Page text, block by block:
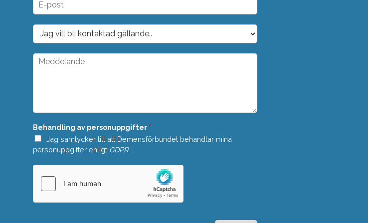
p
o
t
*
D
o
p
M
a
d
e
*
Behandling av personuppgifter *
Jag samtycker till att Demensförbundet behandlar mina
personuppgifter enligt GDPR.